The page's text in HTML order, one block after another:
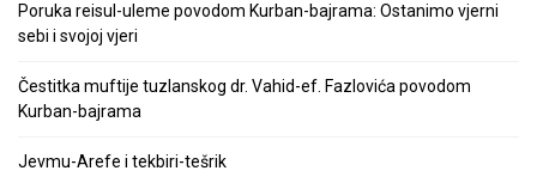
Poruka reisul-uleme povodom Kurban-bajrama: Ostanimo vjerni
sebi i svojoj vjeri
Čestitka muftije tuzlanskog dr. Vahid-ef. Fazlovića povodom
Kurban-bajrama
Jevmu-Arefe i tekbiri-tešrik